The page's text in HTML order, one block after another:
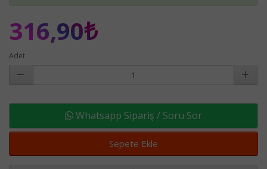
316,90₺
Adet
Whatsapp Sipariş / Soru Sor
Sepete Ekle